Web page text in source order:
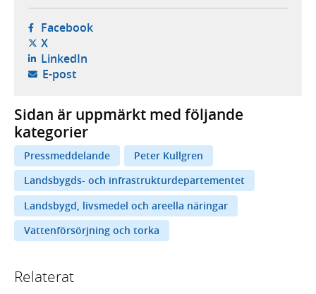
Facebook- öppnas i ny flik, extern webbplats,
X- öppnas i ny flik, extern webbplats,
LinkedIn- öppnas i ny flik, extern webbplats,
E-post- öppnar din e-postklient,
Sidan är uppmärkt med följande
kategorier
Pressmeddelande
Peter Kullgren
Landsbygds- och infrastrukturdepartementet
Landsbygd, livsmedel och areella näringar
Vattenförsörjning och torka
Relaterat